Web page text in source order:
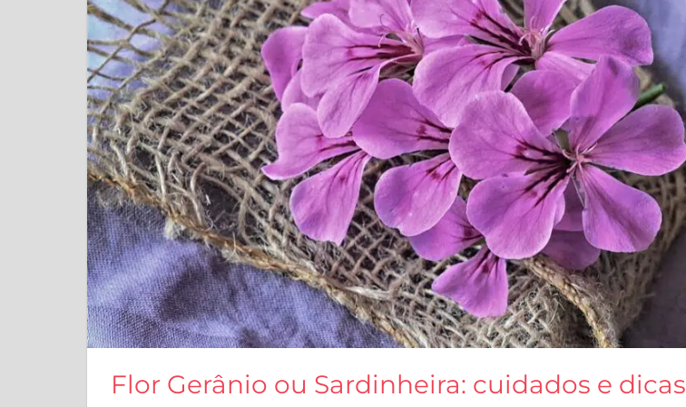
Flor Gerânio ou Sardinheira: cuidados e dicas